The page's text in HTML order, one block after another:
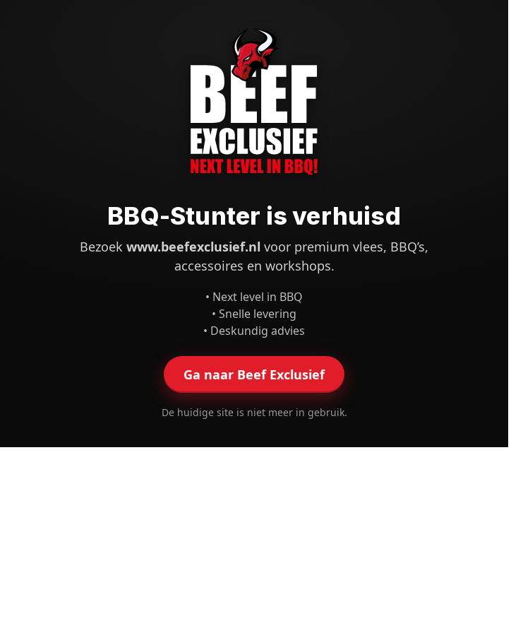
BBQ-Stunter is verhuisd
Bezoek www.beefexclusief.nl voor premium vlees, BBQ’s,
accessoires en workshops.
• Next level in BBQ
• Snelle levering
• Deskundig advies
Ga naar Beef Exclusief
De huidige site is niet meer in gebruik.